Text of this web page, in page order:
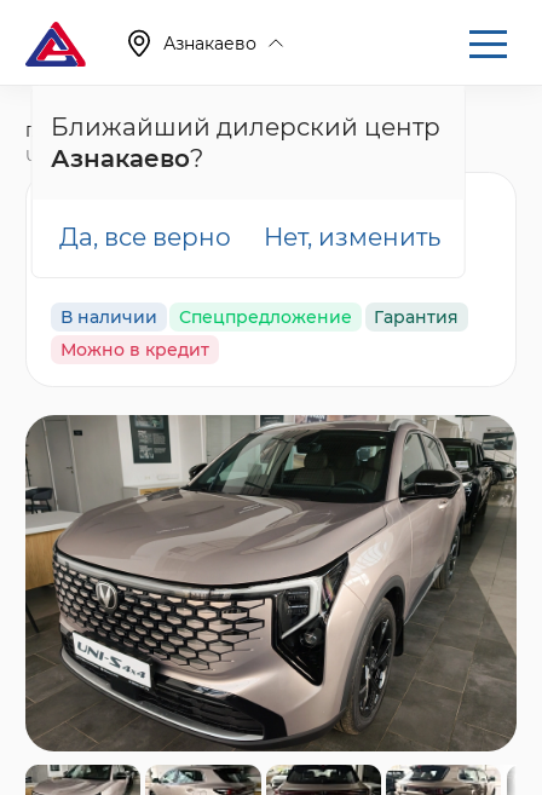
Азнакаево
Ближайший дилерский центр
Азнакаево?
Да, все верно Нет, изменить
Главная Каталог
Новые автомобили
UNI-S, I Рестайлинг
Changan UNI-S Техно,
золотой
В наличии Спецпредложение
Гарантия
Можно в кредит